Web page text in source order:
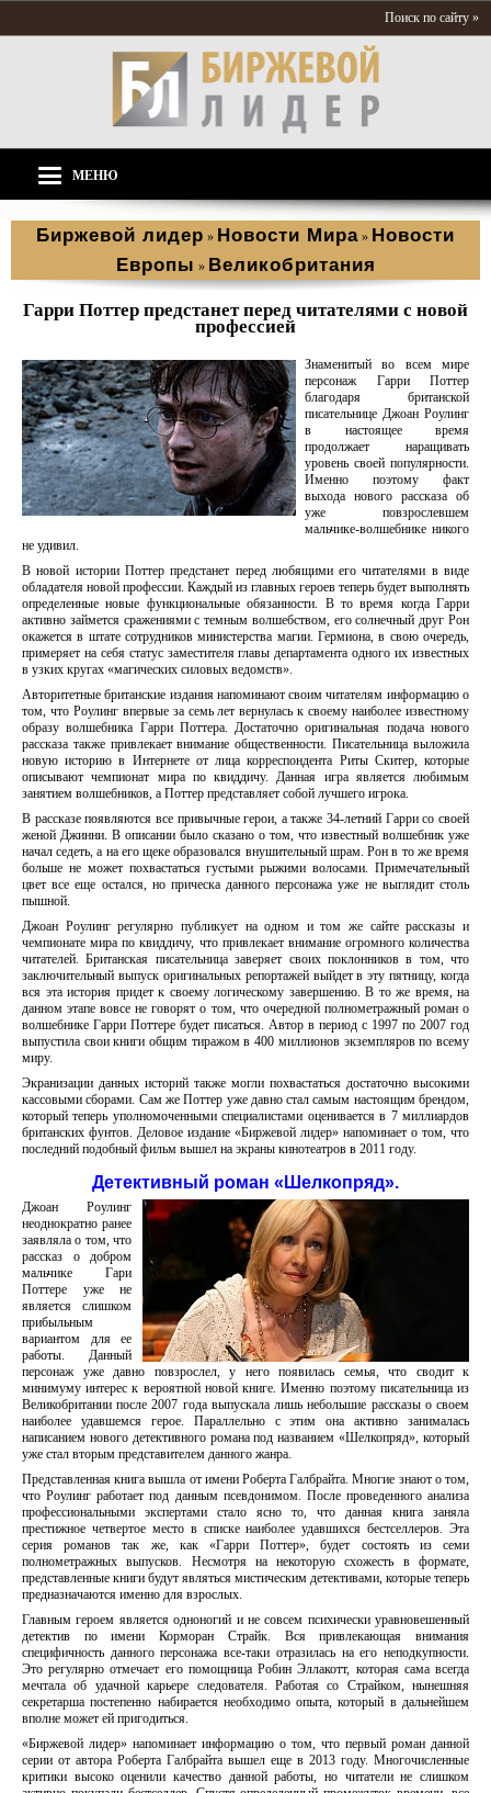
Поиск по сайту »
МЕНЮ
Биржевой лидер » Новости Мира » Новости
Европы » Великобритания
Гарри Поттер предстанет перед читателями с новой
профессией
Знаменитый во всем мире
персонаж Гарри Поттер
благодаря британской
писательнице Джоан Роулинг
в настоящее время
продолжает наращивать
уровень своей популярности.
Именно поэтому факт
выхода нового рассказа об
уже повзрослевшем
мальчике-волшебнике никого
не удивил.
В новой истории Поттер предстанет перед любящими его читателями в виде
обладателя новой профессии. Каждый из главных героев теперь будет выполнять
определенные новые функциональные обязанности. В то время когда Гарри
активно займется сражениями с темным волшебством, его солнечный друг Рон
окажется в штате сотрудников министерства магии. Гермиона, в свою очередь,
примеряет на себя статус заместителя главы департамента одного их известных
в узких кругах «магических силовых ведомств».
Авторитетные британские издания напоминают своим читателям информацию о
том, что Роулинг впервые за семь лет вернулась к своему наиболее известному
образу волшебника Гарри Поттера. Достаточно оригинальная подача нового
рассказа также привлекает внимание общественности. Писательница выложила
новую историю в Интернете от лица корреспондента Риты Скитер, которые
описывают чемпионат мира по квиддичу. Данная игра является любимым
занятием волшебников, а Поттер представляет собой лучшего игрока.
В рассказе появляются все привычные герои, а также 34-летний Гарри со своей
женой Джинни. В описании было сказано о том, что известный волшебник уже
начал седеть, а на его щеке образовался внушительный шрам. Рон в то же время
больше не может похвастаться густыми рыжими волосами. Примечательный
цвет все еще остался, но прическа данного персонажа уже не выглядит столь
пышной.
Джоан Роулинг регулярно публикует на одном и том же сайте рассказы и
чемпионате мира по квиддичу, что привлекает внимание огромного количества
читателей. Британская писательница заверяет своих поклонников в том, что
заключительный выпуск оригинальных репортажей выйдет в эту пятницу, когда
вся эта история придет к своему логическому завершению. В то же время, на
данном этапе вовсе не говорят о том, что очередной полнометражный роман о
волшебнике Гарри Поттере будет писаться. Автор в период с 1997 по 2007 год
выпустила свои книги общим тиражом в 400 миллионов экземпляров по всему
миру.
Экранизации данных историй также могли похвастаться достаточно высокими
кассовыми сборами. Сам же Поттер уже давно стал самым настоящим брендом,
который теперь уполномоченными специалистами оценивается в 7 миллиардов
британских фунтов. Деловое издание «Биржевой лидер» напоминает о том, что
последний подобный фильм вышел на экраны кинотеатров в 2011 году.
Детективный роман «Шелкопряд».
Джоан Роулинг
неоднократно ранее
заявляла о том, что
рассказ о добром
мальчике Гари
Поттере уже не
является слишком
прибыльным
вариантом для ее
работы. Данный
персонаж уже давно повзрослел, у него появилась семья, что сводит к
минимуму интерес к вероятной новой книге. Именно поэтому писательница из
Великобритании после 2007 года выпускала лишь небольшие рассказы о своем
наиболее удавшемся герое. Параллельно с этим она активно занималась
написанием нового детективного романа под названием «Шелкопряд», который
уже стал вторым представителем данного жанра.
Представленная книга вышла от имени Роберта Галбрайта. Многие знают о том,
что Роулинг работает под данным псевдонимом. После проведенного анализа
профессиональными экспертами стало ясно то, что данная книга заняла
престижное четвертое место в списке наиболее удавшихся бестселлеров. Эта
серия романов так же, как «Гарри Поттер», будет состоять из семи
полнометражных выпусков. Несмотря на некоторую схожесть в формате,
представленные книги будут являться мистическим детективами, которые теперь
предназначаются именно для взрослых.
Главным героем является одноногий и не совсем психически уравновешенный
детектив по имени Корморан Страйк. Вся привлекающая внимания
специфичность данного персонажа все-таки отразилась на его неподкупности.
Это регулярно отмечает его помощница Робин Эллакотт, которая сама всегда
мечтала об удачной карьере следователя. Работая со Страйком, нынешняя
секретарша постепенно набирается необходимо опыта, который в дальнейшем
вполне может ей пригодиться.
«Биржевой лидер» напоминает информацию о том, что первый роман данной
серии от автора Роберта Галбрайта вышел еще в 2013 году. Многочисленные
критики высоко оценили качество данной работы, но читатели не слишком